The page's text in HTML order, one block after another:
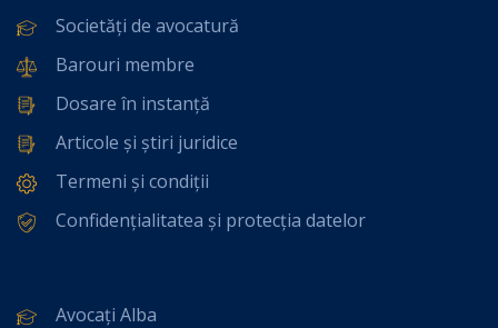
Societăți de avocatură
Barouri membre
Dosare în instanță
Articole și știri juridice
Termeni și condiții
Confidențialitatea și protecția datelor
Avocați Alba